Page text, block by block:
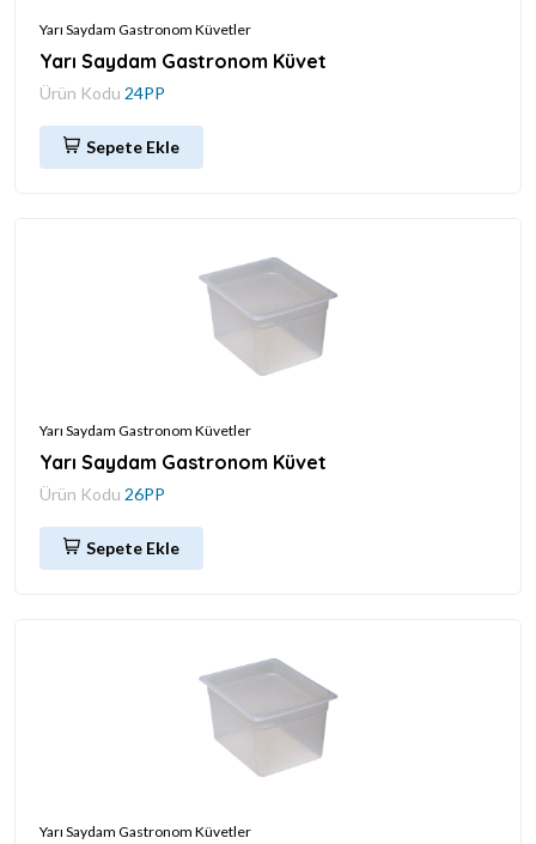
Yarı Saydam Gastronom Küvetler
Yarı Saydam Gastronom Küvet
Ürün Kodu 24PP
Sepete Ekle
Yarı Saydam Gastronom Küvetler
Yarı Saydam Gastronom Küvet
Ürün Kodu 26PP
Sepete Ekle
Yarı Saydam Gastronom Küvetler